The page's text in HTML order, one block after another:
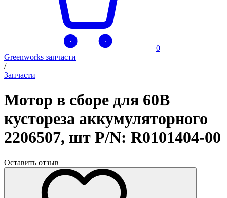
0
Greenworks запчасти
/
Запчасти
Мотор в сборе для 60В
кустореза аккумуляторного
2206507, шт P/N: R0101404-00
Оставить отзыв